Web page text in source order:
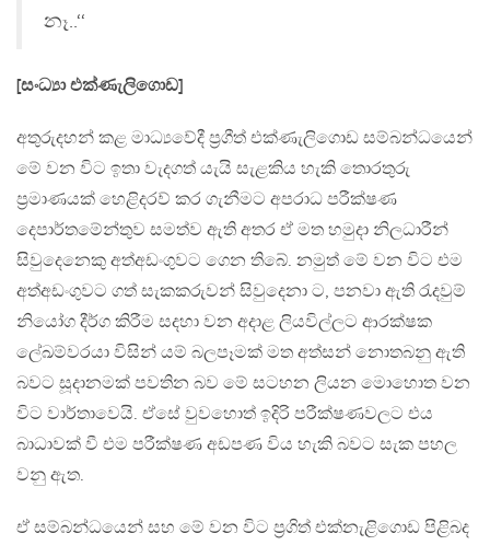
නෑ..‘‘
[සංධ්‍යා එක්ණැලිගොඩ]
අතුරුදහන් කළ මාධ්‍යවේදී ප්‍රගීත් එක්ණැලිගොඩ සම්බන්ධයෙන්
මේ වන විට ඉතා වැදගත් යැයි සැළකිය හැකි තොරතුරු
ප්‍රමාණයක් හෙළිදරව් කර ගැනීමට අපරාධ පරීක්ෂණ
දෙපාර්තමේන්තුව සමත්ව ඇති අතර ඒ මත හමුදා නිලධාරීන්
සිවුදෙනෙකු අත්අඩංගුවට ගෙන තිබේ. නමුත් මේ වන විට එම
අත්අඩංගුවට ගත් සැකකරුවන් සිවුදෙනා ට, පනවා ඇති රැදවුම්
නියෝග දීර්ග කිරීම සදහා වන අදාළ ලියවිල්ලට ආරක්ෂක
ලේඛම්වරයා විසින් යම් බලපෑමක් මත අත්සන් නොතබනු ඇති
බවට සූදානමක් පවතින බව මේ සටහන ලියන මොහොත වන
විට වාර්තාවෙයි. ඒසේ වුවහොත් ඉදිරි පරීක්ෂණවලට එය
බාධාවක් වී එම පරීක්ෂණ අඩපණ විය හැකි බවට සැක පහල
වනු ඇත.
ඒ සම්බන්ධයෙන් සහ මේ වන විට ප්‍රගිත් එක්නැළිගොඩ පිළිබද